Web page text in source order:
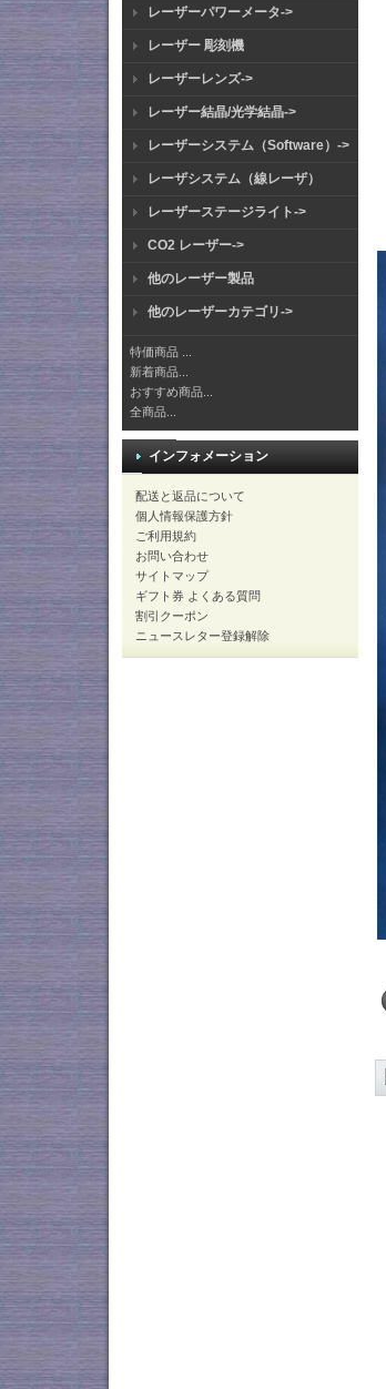
レーザーパワーメータ->
レーザー 彫刻機
レーザーレンズ->
レーザー結晶/光学結晶->
レーザーシステム（Software）->
レーザシステム（線レーザ）
レーザーステージライト->
CO2 レーザー->
他のレーザー製品
他のレーザーカテゴリ->
特価商品 ...
新着商品...
おすすめ商品...
全商品...
インフォメーション
配送と返品について
個人情報保護方針
ご利用規約
お問い合わせ
サイトマップ
ギフト券 よくある質問
割引クーポン
ニュースレター登録解除